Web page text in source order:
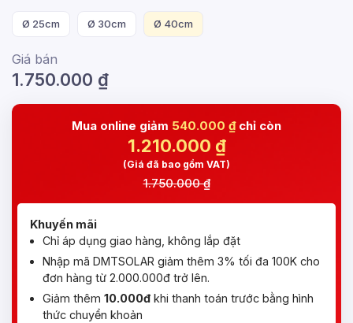
Ø 25cm Ø 30cm Ø 40cm
Giá bán
1.750.000 ₫
Mua online giảm 540.000 ₫chỉ còn
1.210.000 ₫
(Giá đã bao gồm VAT)
1.750.000 ₫
Khuyến mãi
Chỉ áp dụng giao hàng, không lắp đặt
Nhập mã DMTSOLAR giảm thêm 3% tối đa 100K cho
đơn hàng từ 2.000.000đ trở lên.
Giảm thêm 10.000đ khi thanh toán trước bằng hình
thức chuyển khoản